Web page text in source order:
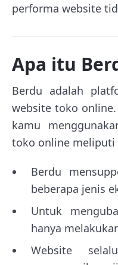
performa website
Apa itu
Berdu adalah
website toko
kamu
toko online meliputi
Berdu
beberapa jenis
Untuk
hanya
Website